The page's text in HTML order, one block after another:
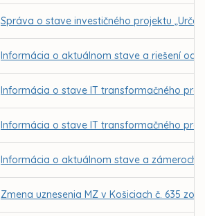
Správa o stave investičného projektu
Informácia o aktuálnom stave a riešení
Informácia o stave IT transformačného
Informácia o stave IT transformačného
Informácia o aktuálnom stave a zámeroch
Zmena uznesenia MZ v Košiciach č. 635